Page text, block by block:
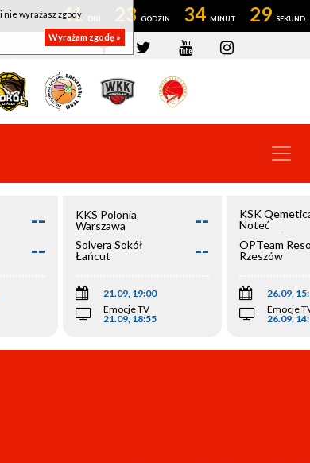
41 23 34 29
--
--
KKS Polonia
Warszawa
--
Solvera Sokół
Łańcut
--
21.09, 19:00
Emocje TV
21.09, 18:55
KSK
Noteć
Inowrocław
OPTeam
Rzeszów
26.09,
Emocje
26.09,
nie wyrażasz zgody
Wyrażam zgodę »